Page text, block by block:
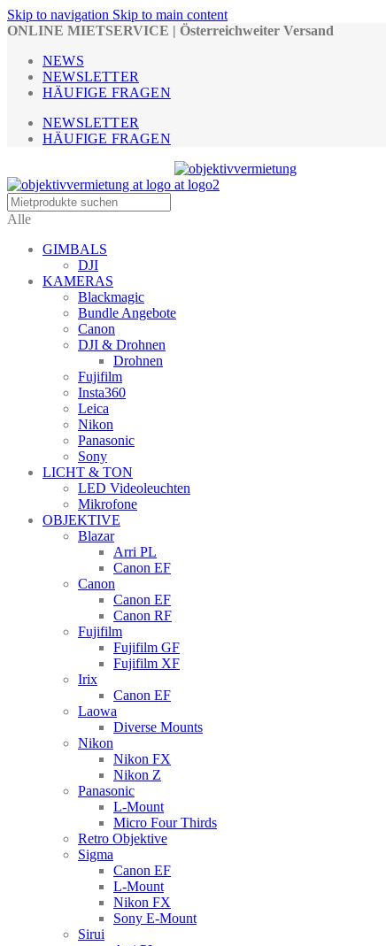
Skip to navigation Skip to main content
ONLINE MIETSERVICE | Österreichweiter Versand
NEWS
NEWSLETTER
HÄUFIGE FRAGEN
NEWSLETTER
HÄUFIGE FRAGEN
Alle
GIMBALS
DJI
KAMERAS
Blackmagic
Bundle Angebote
Canon
DJI & Drohnen
Drohnen
Fujifilm
Insta360
Leica
Nikon
Panasonic
Sony
LICHT & TON
LED Videoleuchten
Mikrofone
OBJEKTIVE
Blazar
Arri PL
Canon EF
Canon
Canon EF
Canon RF
Fujifilm
Fujifilm GF
Fujifilm XF
Irix
Canon EF
Laowa
Diverse Mounts
Nikon
Nikon FX
Nikon Z
Panasonic
L-Mount
Micro Four Thirds
Retro Objektive
Sigma
Canon EF
L-Mount
Nikon FX
Sony E-Mount
Sirui